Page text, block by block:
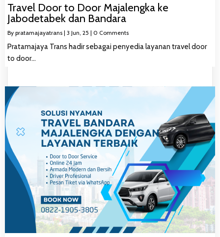
Travel Door to Door Majalengka ke
Jabodetabek dan Bandara
By pratamajayatrans | 3 Jun, 25 | 0 Comments
Pratamajaya Trans hadir sebagai penyedia layanan travel door
to door…